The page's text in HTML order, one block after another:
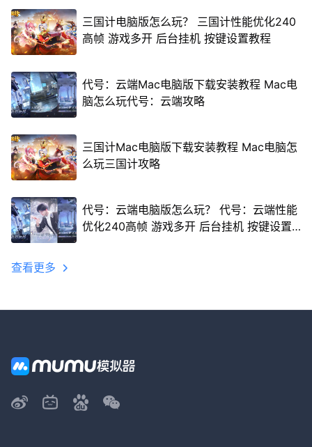
三国计电脑版怎么玩？ 三国计性能优化240
高帧 游戏多开 后台挂机 按键设置教程
代号：云端Mac电脑版下载安装教程 Mac电
脑怎么玩代号：云端攻略
三国计Mac电脑版下载安装教程 Mac电脑怎
么玩三国计攻略
代号：云端电脑版怎么玩？ 代号：云端性能
优化240高帧 游戏多开 后台挂机 按键设置
查看更多